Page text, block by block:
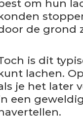
om hun
de grond
is dit
lachen.
je het later
een